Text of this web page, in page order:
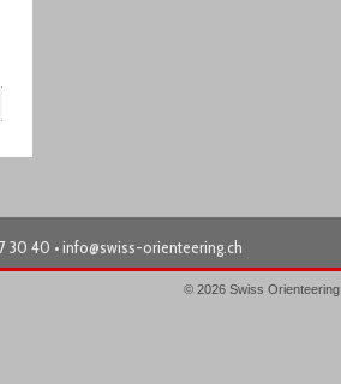
30 40 •info@swiss-orienteering.ch
© 2026 Swiss Orienteering